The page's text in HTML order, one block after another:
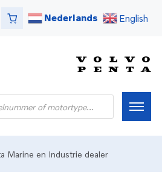
Nederlands English
Marine en Industrie dealer